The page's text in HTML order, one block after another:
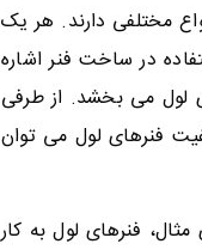
مختلفی دارند. هر یک
در ساخت فنر اشاره
لول می بخشد. از طرفی
فنرهای لول می توان
فنرهای لول به کار